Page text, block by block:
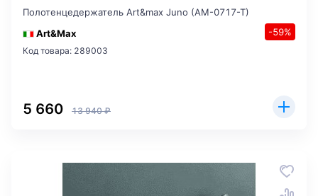
Полотенцедержатель Art&max Juno (AM-0717-T)
Art&Max
-59%
Код товара: 289003
5 660 13 940 ₽